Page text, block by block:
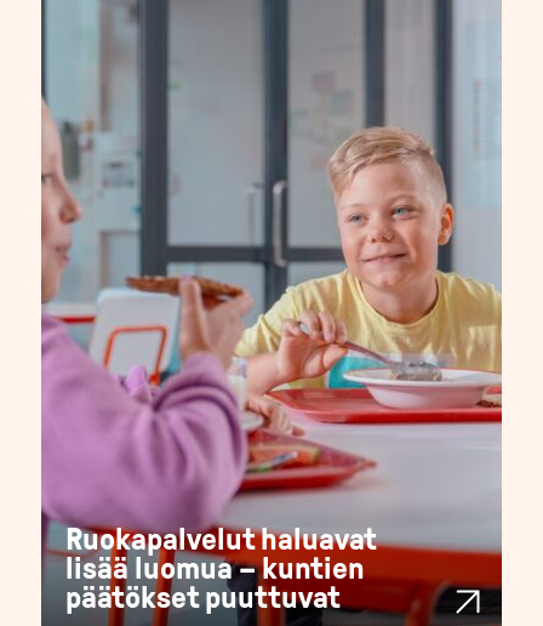
Ruokapalvelut haluavat
lisää luomua – kuntien
päätökset puuttuvat